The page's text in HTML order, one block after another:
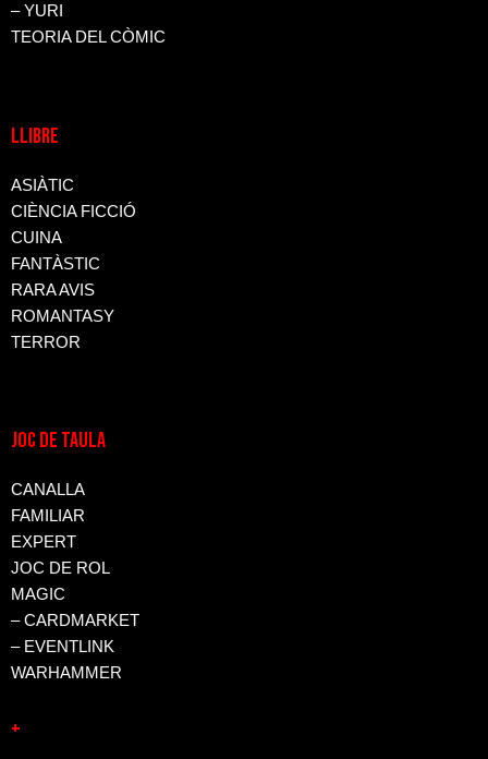
– YURI
TEORIA DEL CÒMIC
LLIBRE
ASIÀTIC
CIÈNCIA FICCIÓ
CUINA
FANTÀSTIC
RARA AVIS
ROMANTASY
TERROR
JOC DE TAULA
CANALLA
FAMILIAR
EXPERT
JOC DE ROL
MAGIC
– CARDMARKET
– EVENTLINK
WARHAMMER
+